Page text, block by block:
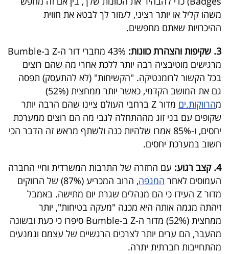
מייל
אדום
פרסמו
באייס
עקבו
אחרינו:
משהו קליל או יותר רציני, לעזור לך לבטא את חווית
ההיכרויות שאתם מחפשים.
3. שקיפות והצהרת כוונות:
43% מחברי דור ה-Z ב-Bumble
מרגישים מוטיבציה רבה יותר ללכת אחרי מה שהם רוצים
בכל הקשור לרומנטיקה. "הקשיחות" (לא להתעסק) תפסה
גם את המושב הקדמי, כאשר יותר ממחצית (52%)
מהרווקות.ים
מדור Z ברחבי העולם ציינו שהם הרבה יותר
שקופים עם בני זוג מההתחלה לגבי מה הם רוצים ממערכת
יחסים, ו-85% אמרו שלהיות כנה ולשתף מראש זה הדבר הכי
חשוב במערכת יחסים.
4. קצב רגוע:
עם החזרה של התרבות המשרדית וחיי החברה
העמוסים לאחר המגפה
, הרוב המכריע (87%) של הרווקים
מדור Z העידו כי הם מנהלים שגרת יום מתישה. באמבל
זיהתה מגמה אותה היא מכנה "מעקה בטיחות", יותר
ממחצית (52%) מדור ה-Z ב-Bumble סיפרו כי כעת ובשונה
מהעבר, הם ערים יותר לצרכים הרגשיים של עצמם ונמנעים
מהתחייבות חברתית יתרה.